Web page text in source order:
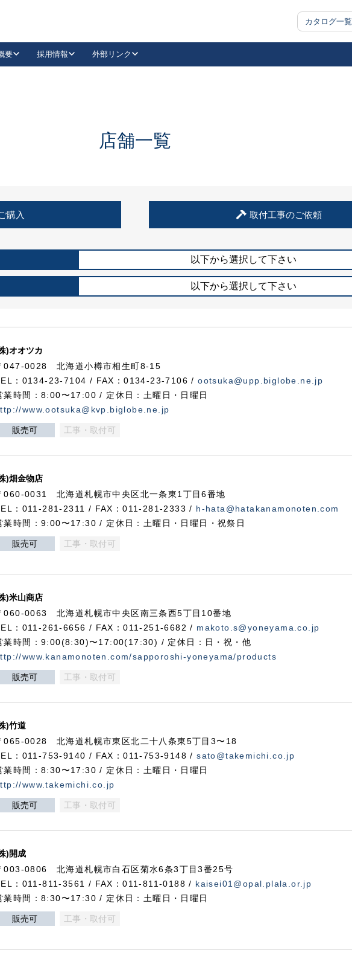
カタログ一覧
抗ウイルス・抗菌製品
要 採用情報 外部リンク
LinkedIn
住宅使用部材標準化推進協議会
店舗一覧
購入 取付工事のご依頼
以下から選択して下さい
以下から選択して下さい
)オオツカ
047-0028 北海道小樽市相生町8-15
：0134-23-7104 / FAX：0134-23-7106 /ootsuka@upp.biglobe.ne.jp
業時間：8:00〜17:00 / 定休日：土曜日・日曜日
www.ootsuka@kvp.biglobe.ne.jp
販売可 工事・取付可
)畑金物店
060-0031 北海道札幌市中央区北一条東1丁目6番地
：011-281-2311 / FAX：011-281-2333 / h-hata@hatakanamonoten.com
業時間：9:00〜17:30 / 定休日：土曜日・日曜日・祝祭日
販売可 工事・取付可
)米山商店
060-0063 北海道札幌市中央区南三条西5丁目10番地
：011-261-6656 / FAX：011-251-6682 / makoto.s@yoneyama.co.jp
業時間：9:00(8:30)〜17:00(17:30) / 定休日：日・祝・他
www.kanamonoten.com/sapporoshi-yoneyama/products
販売可 工事・取付可
)竹道
065-0028 北海道札幌市東区北二十八条東5丁目3〜18
：011-753-9140 / FAX：011-753-9148 /sato@takemichi.co.jp
業時間：8:30〜17:30 / 定休日：土曜日・日曜日
www.takemichi.co.jp
販売可 工事・取付可
)開成
003-0806 北海道札幌市白石区菊水6条3丁目3番25号
：011-811-3561 / FAX：011-811-0188 / kaisei01@opal.plala.or.jp
業時間：8:30〜17:30 / 定休日：土曜日・日曜日
販売可 工事・取付可